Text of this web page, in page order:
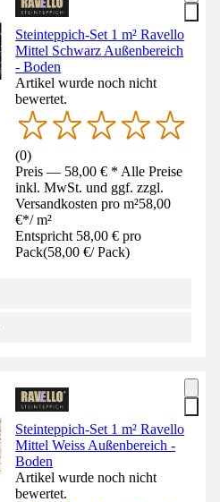
Steinteppich-Set 1 m² Ravello
Mittel Schwarz Außenbereich
- Boden
Artikel wurde noch nicht
bewertet.
(0)
Preis — 58,00 € * Alle Preise
inkl. MwSt. und ggf. zzgl.
Versandkosten pro m²58,00
€*/ m²
Entspricht 58,00 € pro
Pack(58,00 €/ Pack)
Steinteppich-Set 1 m² Ravello
Mittel Weiss Außenbereich -
Boden
Artikel wurde noch nicht
bewertet.